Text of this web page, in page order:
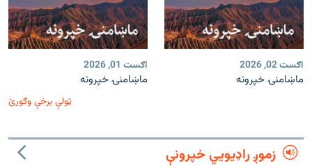
اګست 02, 2026
ماښامنۍ خپرونه
اګست 01, 2026
ماښامنۍ خپرونه
ټولې برخې وګورئ
زموږ راډیويي خپرونې